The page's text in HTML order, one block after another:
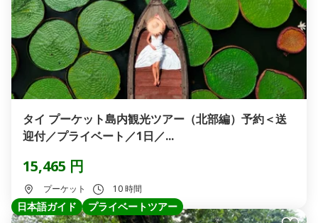
タイ プーケット島内観光ツアー（北部編）予約＜送
迎付／プライベート／1日／...
15,465 円
プーケット 10 時間
日本語ガイド プライベートツアー